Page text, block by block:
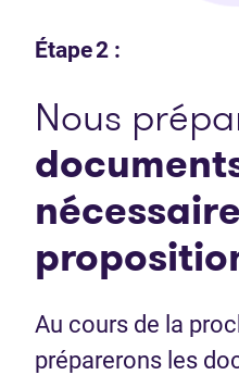
Étape 2 :
Nous
Au cours de la
préparerons les